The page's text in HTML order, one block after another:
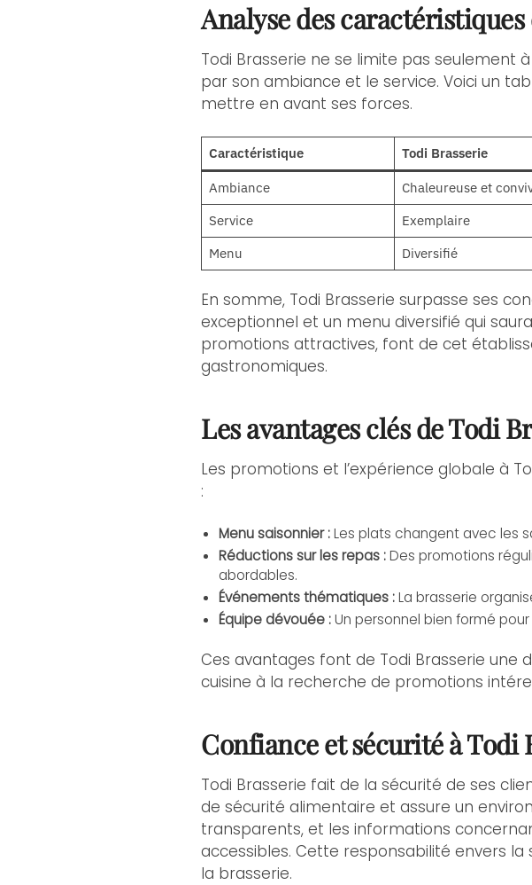
Analyse des
Todi Brasserie ne se limite pas seulement
par son ambiance et le service. Voici un
mettre en avant ses forces.
Caractéristique Todi Brasserie
Ambiance Chaleureuse et
Service
Exemplaire
Menu
Diversifié
En somme, Todi Brasserie surpasse ses
exceptionnel et un menu diversifié qui
promotions attractives, font de cet
gastronomiques.
Les avantages clés de Todi
Les promotions et l’expérience globale à
:
Menu saisonnier :Les plats changent avec les
Réductions sur les repas :Des promotions
abordables.
Événements thématiques :La brasserie
Équipe dévouée :Un personnel bien formé
Ces avantages font de Todi Brasserie
cuisine à la recherche de promotions
Confiance et sécurité à Todi
Todi Brasserie fait de la sécurité de ses
de sécurité alimentaire et assure un
transparents, et les informations
accessibles. Cette responsabilité envers
la brasserie.